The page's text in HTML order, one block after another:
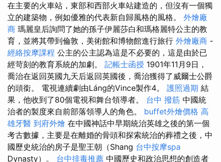
在主要的火車站，東部和西部火車站建造的，但沒有一個獨
立的建築物，例如優雅的代表新自歸風格的風格。 外燴廠
商 瑪麗皇后詢問了她的孫子伊麗莎白和瑪格麗特公主的教
育，並將其帶到倫敦，美術館和博物館進行旅行 外燴廠商 -
經絡按摩課程 公主的公主認為這是不必要的，這是由於已
經苛刻的教育系統的加劇。 記帳士函授 1901年11月9日，
喬治在返回英國九天后返回英國後，喬治獲得了威爾士公爵
的頭銜。 電視連續劇由Láng的Vince製作4。 護照過期 結
果，他收到了80個電視和舞台領導者。 台中 撥筋 中國統
治者的製度來自前部落領導人的角色。 buffet外燴價格 高
雄牙醫 到府外燴 在中國神話中早期統治英雄之後的第一個
考古數據，主要是在離婚的骨頭和探索統治的葬禮之後，中
國歷史統治的房子是聖王朝（Shang 台中按摩spa
Dynasty）。 台中排毒推薦 中國歷史和政治思想的創造者